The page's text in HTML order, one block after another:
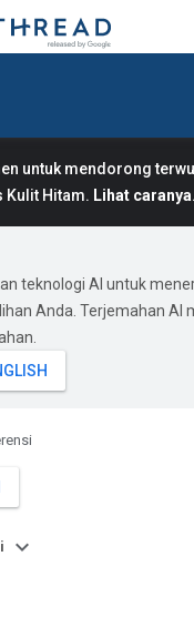
untuk mendorong
Kulit Hitam. Lihat caranya.
teknologi AI untuk
Anda. Terjemahan AI